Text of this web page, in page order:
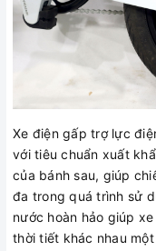
Xe điện gấp trợ lực
với tiêu chuẩn xuất
của bánh sau, giúp
đa trong quá trình sử
nước hoàn hảo giúp
thời tiết khác nhau